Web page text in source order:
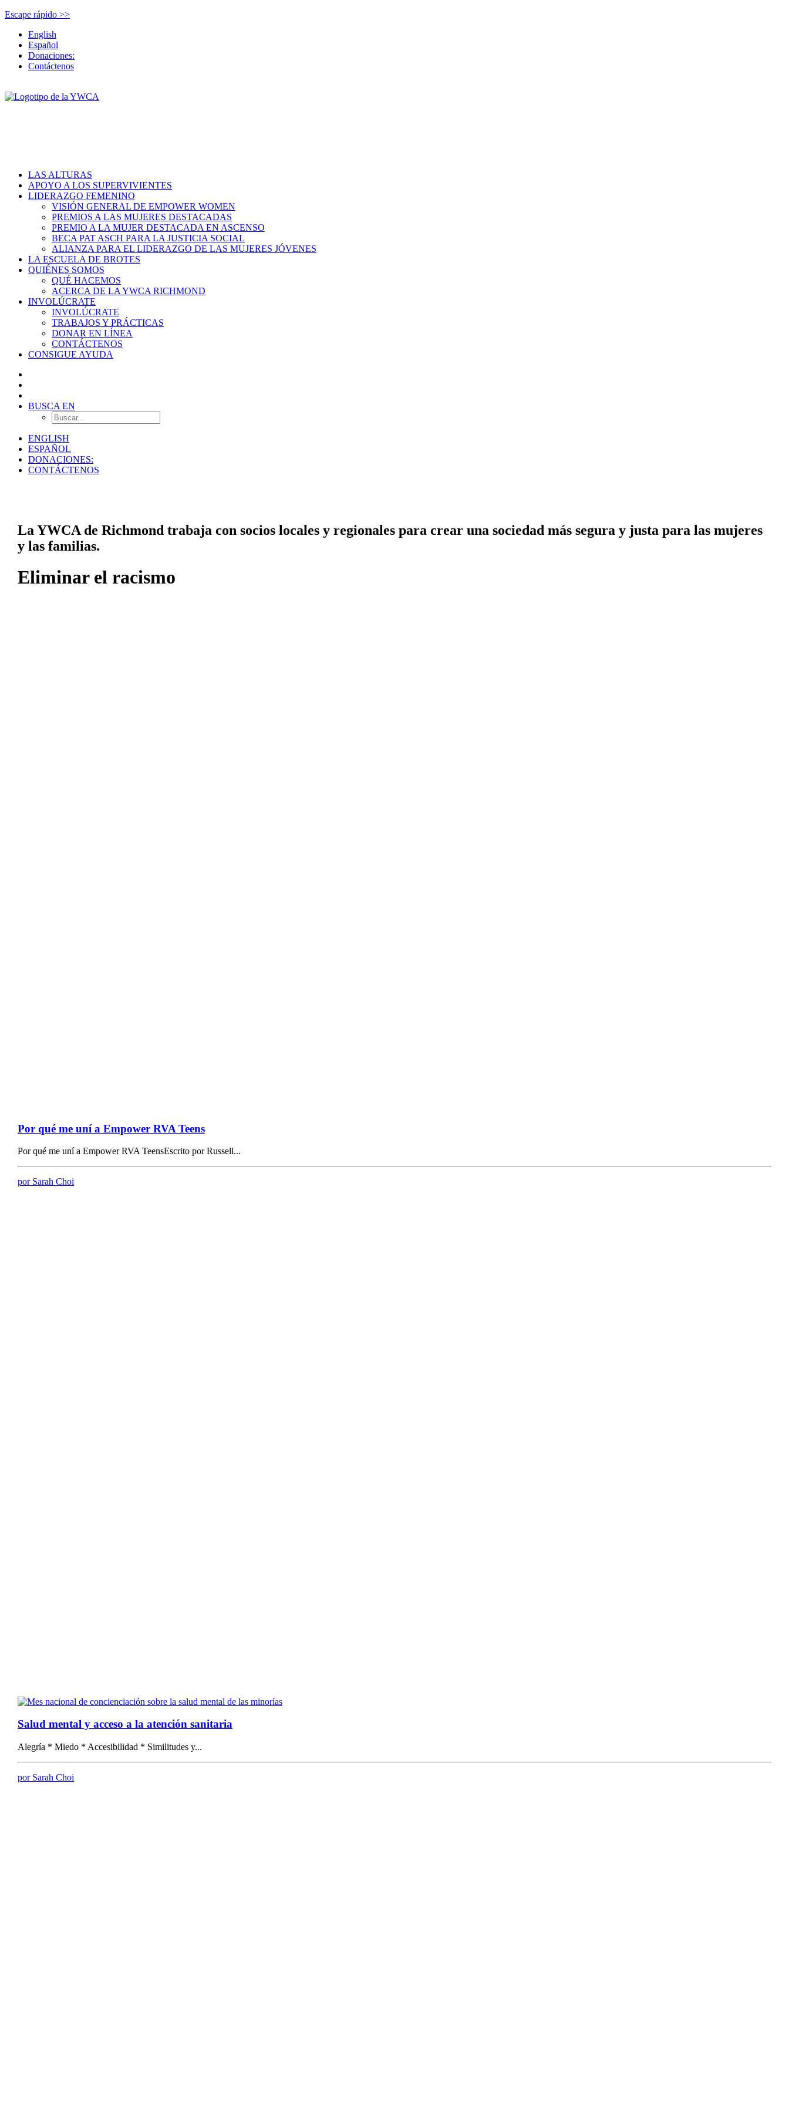
Escape rápido >>
English
Español
Donaciones:
Contáctenos
LAS ALTURAS
APOYO A LOS SUPERVIVIENTES
LIDERAZGO FEMENINO
VISIÓN GENERAL DE EMPOWER WOMEN
PREMIOS A LAS MUJERES DESTACADAS
PREMIO A LA MUJER DESTACADA EN ASCENSO
BECA PAT ASCH PARA LA JUSTICIA SOCIAL
ALIANZA PARA EL LIDERAZGO DE LAS MUJERES JÓVENES
LA ESCUELA DE BROTES
QUIÉNES SOMOS
QUÉ HACEMOS
ACERCA DE LA YWCA RICHMOND
INVOLÚCRATE
INVOLÚCRATE
TRABAJOS Y PRÁCTICAS
DONAR EN LÍNEA
CONTÁCTENOS
CONSIGUE AYUDA
BUSCA EN
ENGLISH
ESPAÑOL
DONACIONES:
CONTÁCTENOS
La YWCA de Richmond trabaja con socios locales y regionales para crear una sociedad más segura y justa para las mujeres
y las familias.
Eliminar el racismo
Por qué me uní a Empower RVA Teens
Por qué me uní a Empower RVA TeensEscrito por Russell...
por Sarah Choi
Salud mental y acceso a la atención sanitaria
Alegría * Miedo * Accesibilidad * Similitudes y...
por Sarah Choi